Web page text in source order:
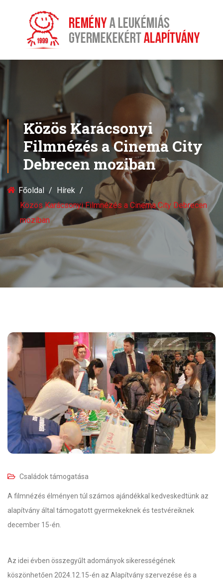
Közös Karácsonyi
Filmnézés a Cinema City
Debrecen moziban
Főoldal
Hírek
Közös Karácsonyi Filmnézés a Cinema City Debrecen
moziban
Családok támogatása
A filmnézés élményen túl számos ajándékkal kedveskedtünk az
alapítvány által támogatott gyermekeknek és testvéreiknek
december 15-én.
Az idei évben összegyűlt adományok sikerességének
köszönhetően 2024.12.15-én az Alapítvány szervezése és a